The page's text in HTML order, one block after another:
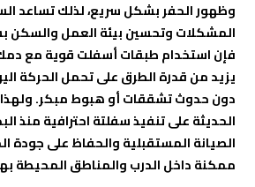
وظهور الحفر بشكل سريع، لذلك تساعد
المشكلات وتحسين بيئة العمل
فإن استخدام طبقات أسفلت قوية مع دمك
يزيد من قدرة الطرق على تحمل الحركة
دون حدوث تشققات أو هبوط مبكر. ولهذا
الحديثة على تنفيذ سفلتة احترافية منذ
الصيانة المستقبلية والحفاظ على جودة
ممكنة داخل الدرب والمناطق المحيطة